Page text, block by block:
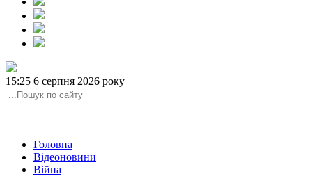
15:25 6 серпня 2026 року
Головна
Відеоновини
Війна